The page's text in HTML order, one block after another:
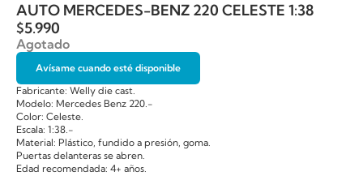
AUTO MERCEDES-BENZ 220 CELESTE 1:38
$5.990
Agotado
Avísame cuando esté disponible
Fabricante: Welly die cast.
Modelo: Mercedes Benz 220.-
Color: Celeste.
Escala: 1:38.-
Material: Plástico, fundido a presión, goma.
Puertas delanteras se abren.
Edad recomendada: 4+ años.